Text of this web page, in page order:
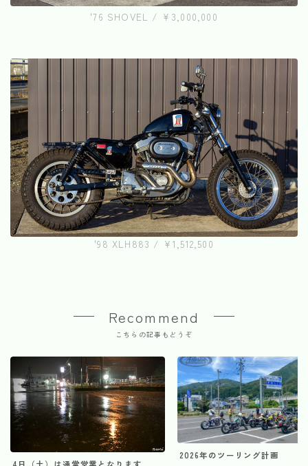
'76 SHOVEL / ¥3,000,000
'98 XLH883 / ¥1,512,500
Recommend
こちらの記事もどうぞ
2026年のツーリング計画